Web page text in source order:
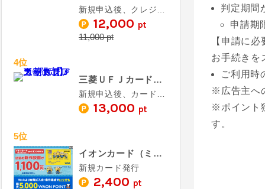
判定期間
申請期
【申請に
お手続きを
ご利用時
※広告主へ
※ポイント
す。
新規申込後、クレジットカード発行完了（カード受取必須）
12,000 pt
11,000 pt
4位
三菱ＵＦＪカード【アメリカン・エキスプレス®限定】
13,000 pt
5位
イオンカード（ミニオンズ）《発行》
新規カード発行
2,400 pt